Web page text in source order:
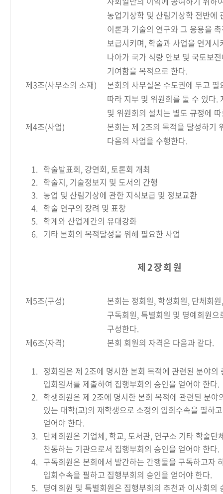
농업기상학 및 산림기상학 전반에
이론과 기술의 연구와 그 응용을
보급시키며, 학술과 사업을 연계시
나아가 국가 식량 안보 및 국토보
기여함을 목적으로 한다.
제3조(사무소의 소재)
본회의 사무실은 수도권에 두고 필
따라 지부 및 위원회를 둘 수 있다.
및 위원회의 설치는 별도 규정에
제4조(사업)
본회는 제 2조의 목적을 달성하기
다음의 사업을 수행한다.
1. 학술발표회, 강연회, 토론회 개최
2. 학술지, 기술정보지 및 도서의 간행
3. 농업 및 산림기상에 관한 지식보급 및 정보교환
4. 학술 연구의 장려 및 표창
5. 학계와 산업계간의 유대강화
6. 기타 본회의 목적달성을 위해 필요한 사업
제 2 장 회 원
제5조(구성)
본회는 정회원, 학생회원, 단체회원,
구독회원, 특별회원 및 명예회원으
구성한다.
제6조(자격)
본회 회원의 자격은 다음과 같다.
1. 정회원은 제 2조에 명시한 본회 목적에 관련된 분야의
입회원서를 제출하여 집행부회의 승인을 얻어야 한다.
2. 학생회원은 제 2조에 명시한 본회 목적에 관련된 분야
있는 대학(교)의 재학생으로 소정의 입회수속을 필하
얻어야 한다.
3. 단체회원은 기업체, 학교, 도서관, 연구소 기타 학술단
찬동하는 기관으로서 집행부회의 승인을 얻어야 한다.
4. 구독회원은 본회에서 발간하는 간행물을 구독하고자
입회수속을 필하고 집행부회의 승인을 얻어야 한다.
5. 명예회원 및 특별회원은 집행부회의 추천과 이사회의